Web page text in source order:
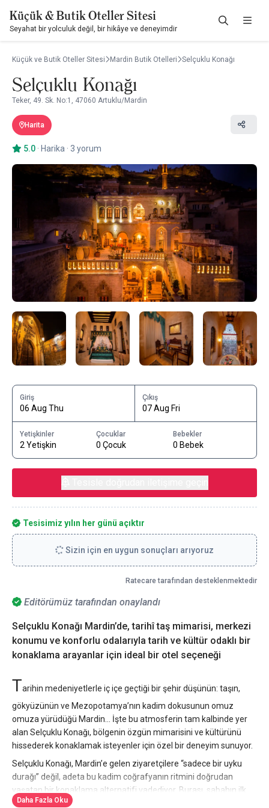
Küçük & Butik Oteller Sitesi
Seyahat bir yolculuk değil, bir hikâye ve deneyimdir
Küçük ve Butik Oteller Sitesi Mardin Butik Otelleri Selçuklu Konağı
Selçuklu Konağı
Teker, 49. Sk. No:1, 47060 Artuklu/Mardin
Harita
5.0 · Harika · 3 yorum
Editörümüz tarafından onaylandı
Selçuklu Konağı Mardin’de, tarihî taş mimarisi, merkezi
konumu ve konforlu odalarıyla tarih ve kültür odaklı bir
konaklama arayanlar için ideal bir otel seçeneği
Tarihin medeniyetlerle iç içe geçtiği bir şehir düşünün: taşın,
gökyüzünün ve Mezopotamya’nın kadim dokusunun omuz
omuza yürüdüğü Mardin… İşte bu atmosferin tam kalbinde yer
alan Selçuklu Konağı, bölgenin özgün mimarisini ve kültürünü
hissederek konaklamak isteyenler için özel bir deneyim sunuyor.
Selçuklu Konağı, Mardin’e gelen ziyaretçilere “sadece bir uyku
durağı” değil, adeta bu kadim coğrafyanın ritmini doğrudan
yaşatan bir konaklama alternatifi vadediyor. Burası, sabahın ilk
ışıklarıyla taşların hikâyesini, akşamın sakinliğinde ise günün tüm
Daha Fazla Oku
Giriş
06 Aug Thu
Çıkış
07 Aug Fri
Yetişkinler
2 Yetişkin
Çocuklar
0 Çocuk
Bebekler
0 Bebek
Tesisimiz yılın her günü açıktır
Sizin için en uygun sonuçları arıyoruz
Ratecare tarafından desteklenmektedir